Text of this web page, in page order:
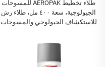
طلاء تخطيط AEROPAK للمسوحات
الجيولوجية، سعة ٤٠٠ مل، طلاء رش
للاستكشاف الجيولوجي والمسوحات